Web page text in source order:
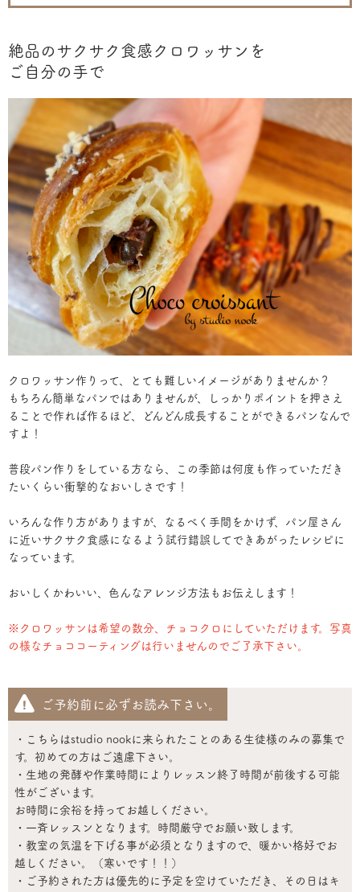
絶品のサクサク食感クロワッサンを
ご自分の手で
クロワッサン作りって、とても難しいイメージがありませんか？
もちろん簡単なパンではありませんが、しっかりポイントを押さえ
ることで作れば作るほど、どんどん成長することができるパンなんで
すよ！
普段パン作りをしている方なら、この季節は何度も作っていただき
たいくらい衝撃的なおいしさです！
いろんな作り方がありますが、なるべく手間をかけず、パン屋さん
に近いサクサク食感になるよう試行錯誤してできあがったレシピに
なっています。
おいしくかわいい、色んなアレンジ方法もお伝えします！
※クロワッサンは希望の数分、チョコクロにしていただけます。写真
の様なチョココーティングは行いませんのでご了承下さい。
ご予約前に必ずお読み下さい。
・こちらはstudio nookに来られたことのある生徒様のみの募集で
す。初めての方はご遠慮下さい。
・生地の発酵や作業時間によりレッスン終了時間が前後する可能
性がございます。
お時間に余裕を持ってお越しください。
・一斉レッスンとなります。時間厳守でお願い致します。
・教室の気温を下げる事が必須となりますので、暖かい格好でお
越しください。（寒いです！！）
・ご予約された方は優先的に予定を空けていただき、その日はキ